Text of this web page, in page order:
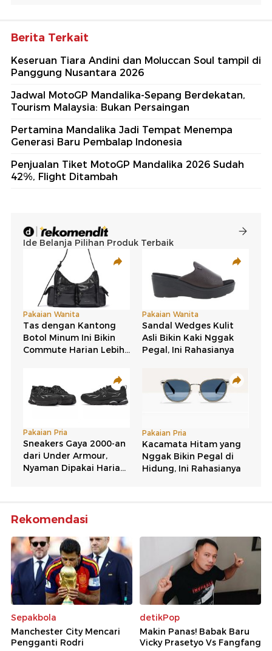
Berita Terkait
Keseruan Tiara Andini dan Moluccan Soul tampil di
Panggung Nusantara 2026
Jadwal MotoGP Mandalika-Sepang Berdekatan,
Tourism Malaysia: Bukan Persaingan
Pertamina Mandalika Jadi Tempat Menempa
Generasi Baru Pembalap Indonesia
Penjualan Tiket MotoGP Mandalika 2026 Sudah
42%, Flight Ditambah
Rekomendasi
Sepakbola
Manchester City Mencari
Pengganti Rodri
detikPop
Makin Panas! Babak Baru
Vicky Prasetyo Vs Fangfang